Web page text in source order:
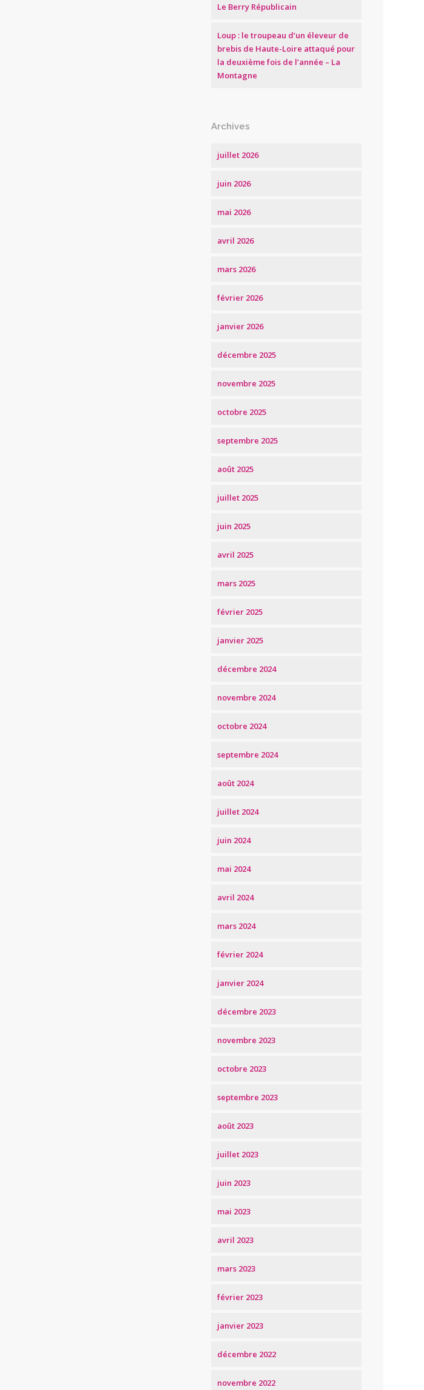
Le Berry Républicain
Loup : le troupeau d’un éleveur de
brebis de Haute-Loire attaqué pour
la deuxième fois de l’année – La
Montagne
Archives
juillet 2026
juin 2026
mai 2026
avril 2026
mars 2026
février 2026
janvier 2026
décembre 2025
novembre 2025
octobre 2025
septembre 2025
août 2025
juillet 2025
juin 2025
avril 2025
mars 2025
février 2025
janvier 2025
décembre 2024
novembre 2024
octobre 2024
septembre 2024
août 2024
juillet 2024
juin 2024
mai 2024
avril 2024
mars 2024
février 2024
janvier 2024
décembre 2023
novembre 2023
octobre 2023
septembre 2023
août 2023
juillet 2023
juin 2023
mai 2023
avril 2023
mars 2023
février 2023
janvier 2023
décembre 2022
novembre 2022